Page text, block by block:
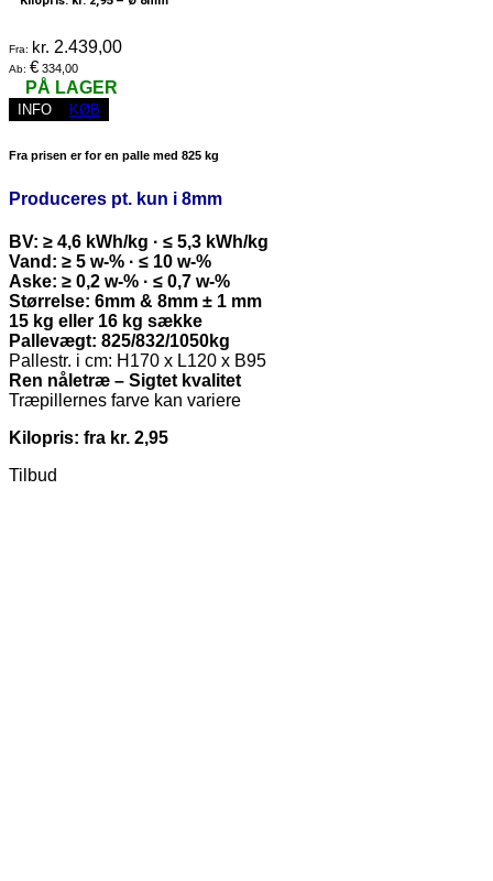
Fra: kr. 2.439,00
Ab: € 334,00
PÅ LAGER
INFO KØB
Fra prisen er for en palle med 825 kg
Produceres pt. kun i 8mm
BV: ≥ 4,6 kWh/kg · ≤ 5,3 kWh/kg
Vand: ≥ 5 w-% · ≤ 10 w-%
Aske: ≥ 0,2 w-% · ≤ 0,7 w-%
Størrelse: 6mm & 8mm ± 1 mm
15 kg eller 16 kg sække
Pallevægt: 825/832/1050kg
Pallestr. i cm: H170 x L120 x B95
Ren nåletræ – Sigtet kvalitet
Træpillernes farve kan variere
Kilopris: fra kr. 2,95
Tilbud